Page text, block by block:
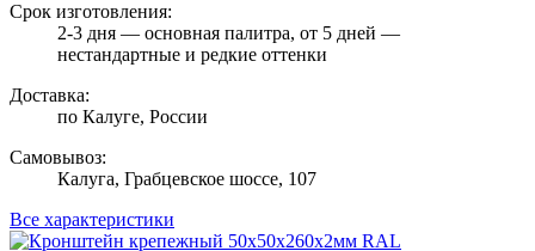
Срок изготовления:
2-3 дня — основная палитра, от 5 дней —
нестандартные и редкие оттенки
Доставка:
по Калуге, России
Самовывоз:
Калуга, Грабцевское шоссе, 107
Все характеристики